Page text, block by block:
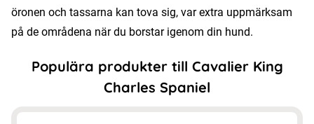
öronen och tassarna kan tova sig, var extra uppmärksam
på de områdena när du borstar igenom din hund.
Populära produkter till Cavalier King
Charles Spaniel